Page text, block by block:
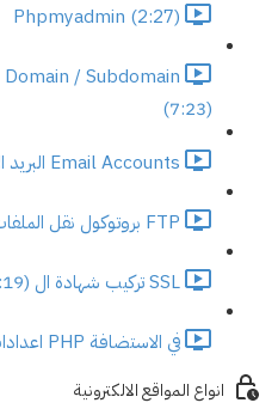
Phpmyadmin (2:27)
(7:23)
Email Accounts البريد الالكتروني (11:26)
FTP بروتوكول نقل الملفات (9:27)
SSL تركيب شهادة ال (3:19)
في الاستضافة PHP اعدادات ال (3:01)
انواع المواقع الالكترونية